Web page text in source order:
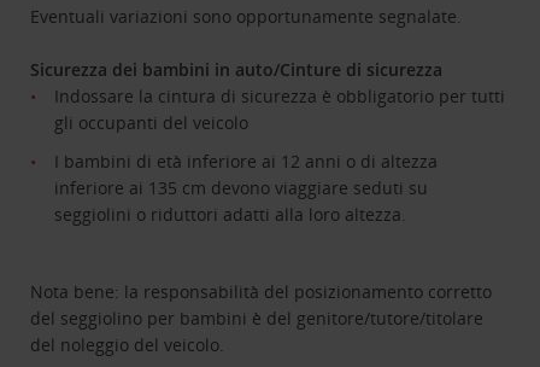
Eventuali variazioni sono opportunamente segnalate.
Sicurezza dei bambini in auto/Cinture di sicurezza
Indossare la cintura di sicurezza è obbligatorio per tutti
gli occupanti del veicolo
I bambini di età inferiore ai 12 anni o di altezza
inferiore ai 135 cm devono viaggiare seduti su
seggiolini o riduttori adatti alla loro altezza.
Nota bene: la responsabilità del posizionamento corretto
del seggiolino per bambini è del genitore/tutore/titolare
del noleggio del veicolo.